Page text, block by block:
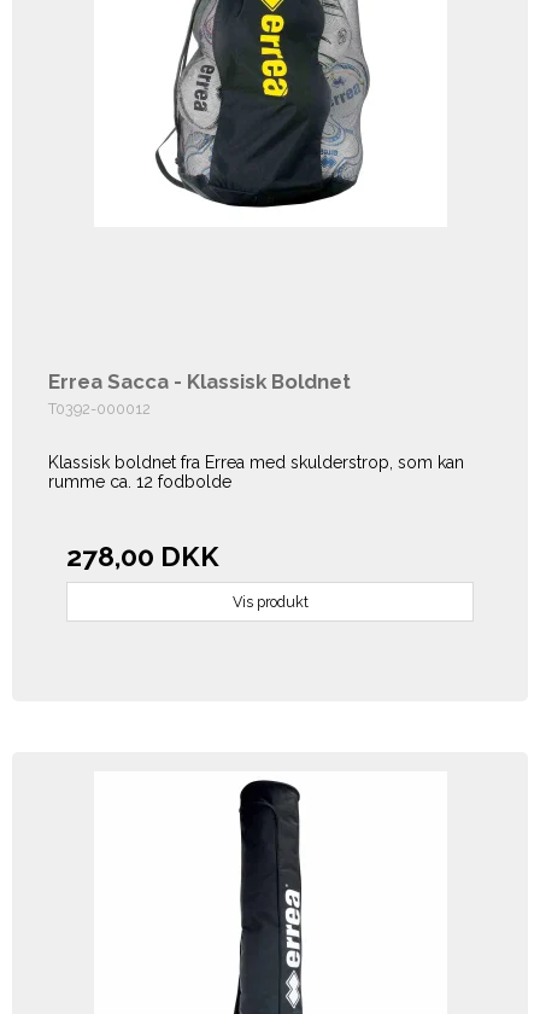
Errea Sacca - Klassisk Boldnet
T0392-000012
Klassisk boldnet fra Errea med skulderstrop, som kan
rumme ca. 12 fodbolde
278,00 DKK
Vis produkt